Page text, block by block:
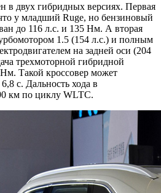
в двух гибридных версиях. Первая
у младший Ruge, но бензиновый
до 116 л.с. и 135 Нм. А вторая
1.5 (154 л.с.) и полным
на задней оси (204
трехмоторной гибридной
Такой кроссовер может
с. Дальность хода в
км по циклу WLTC.